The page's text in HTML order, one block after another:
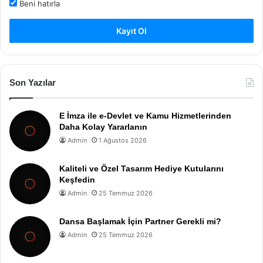
Beni hatırla
Kayıt Ol
Son Yazılar
E İmza ile e-Devlet ve Kamu Hizmetlerinden
Daha Kolay Yararlanın
Admin 1 Ağustos 2026
Kaliteli ve Özel Tasarım Hediye Kutularını
Keşfedin
Admin 25 Temmuz 2026
Dansa Başlamak İçin Partner Gerekli mi?
Admin 25 Temmuz 2026